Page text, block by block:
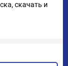
скачать и